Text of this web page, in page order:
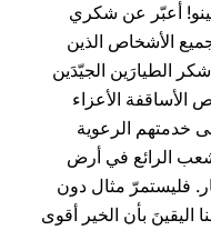
أعبّر عن شكري
الأشخاص الذين
الطيارَين الجيّدَين
الأساقفة الأعزاء
خدمتهم الرعوية
الرائع في أرض
فليستمرّ مثال دون
اليقينَ بأن الخير أقوى